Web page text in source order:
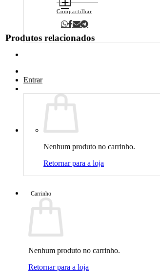
Entrar
Nenhum produto no carrinho.
Retornar para a loja
Carrinho
Nenhum produto no carrinho.
Retornar para a loja
Compartilhar
Produtos relacionados